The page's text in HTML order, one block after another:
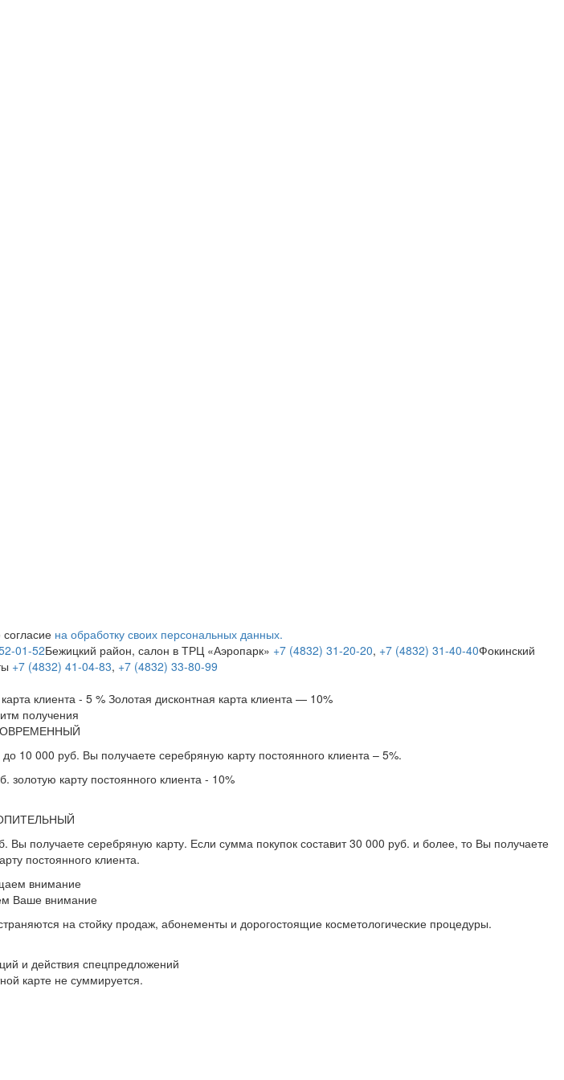
на обработку своих персональных данных.
01-52Бежицкий район, салон в ТРЦ «Аэропарк» +7 (4832) 31-20-20, +7 (4832) 31-40-40Фокинский
+7 (4832) 41-04-83, +7 (4832) 33-80-99
клиента - 5 % Золотая дисконтная карта клиента — 10%
получения
10 000 руб. Вы получаете серебряную карту постоянного клиента – 5%.
золотую карту постоянного клиента - 10%
получаете серебряную карту. Если сумма покупок составит 30 000 руб. и более, то Вы получаете
постоянного клиента.
внимание
Ваше внимание
на стойку продаж, абонементы и дорогостоящие косметологические процедуры.
и действия спецпредложений
карте не суммируется.